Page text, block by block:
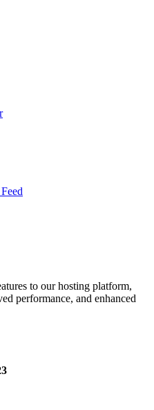
to our hosting platform,
performance, and enhanced